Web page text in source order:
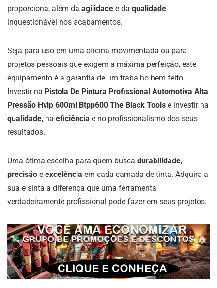
proporciona, além da agilidade e da qualidade
inquestionável nos acabamentos.
Seja para uso em uma oficina movimentada ou para
projetos pessoais que exigem a máxima perfeição, este
equipamento é a garantia de um trabalho bem feito.
Investir na Pistola De Pintura Profissional Automotiva Alta
Pressão Hvlp 600ml Btpp600 The Black Tools é investir na
qualidade, na eficiência e no profissionalismo dos seus
resultados.
Uma ótima escolha para quem busca durabilidade,
precisão e excelência em cada camada de tinta. Adquira a
sua e sinta a diferença que uma ferramenta
verdadeiramente profissional pode fazer em seus projetos.